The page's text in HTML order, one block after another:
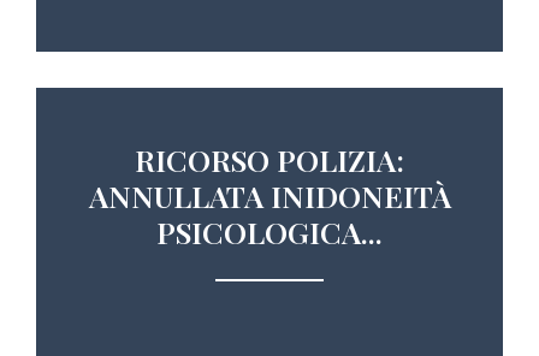
RICORSO POLIZIA:
ANNULLATA INIDONEITÀ
PSICOLOGICA...